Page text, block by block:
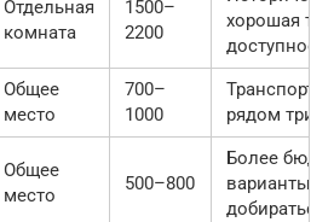
Отдельная
комната
1500–
2200
хорошая
доступность
Общее
место
700–
1000
рядом три
Общее
место
500–800
Более
варианты,
добираться